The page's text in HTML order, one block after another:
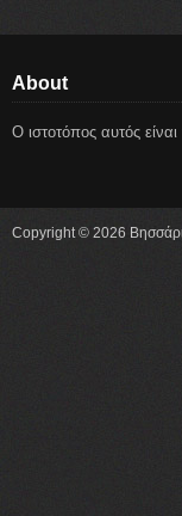
About
Ο ιστοτόπος αυτός
Copyright © 2026